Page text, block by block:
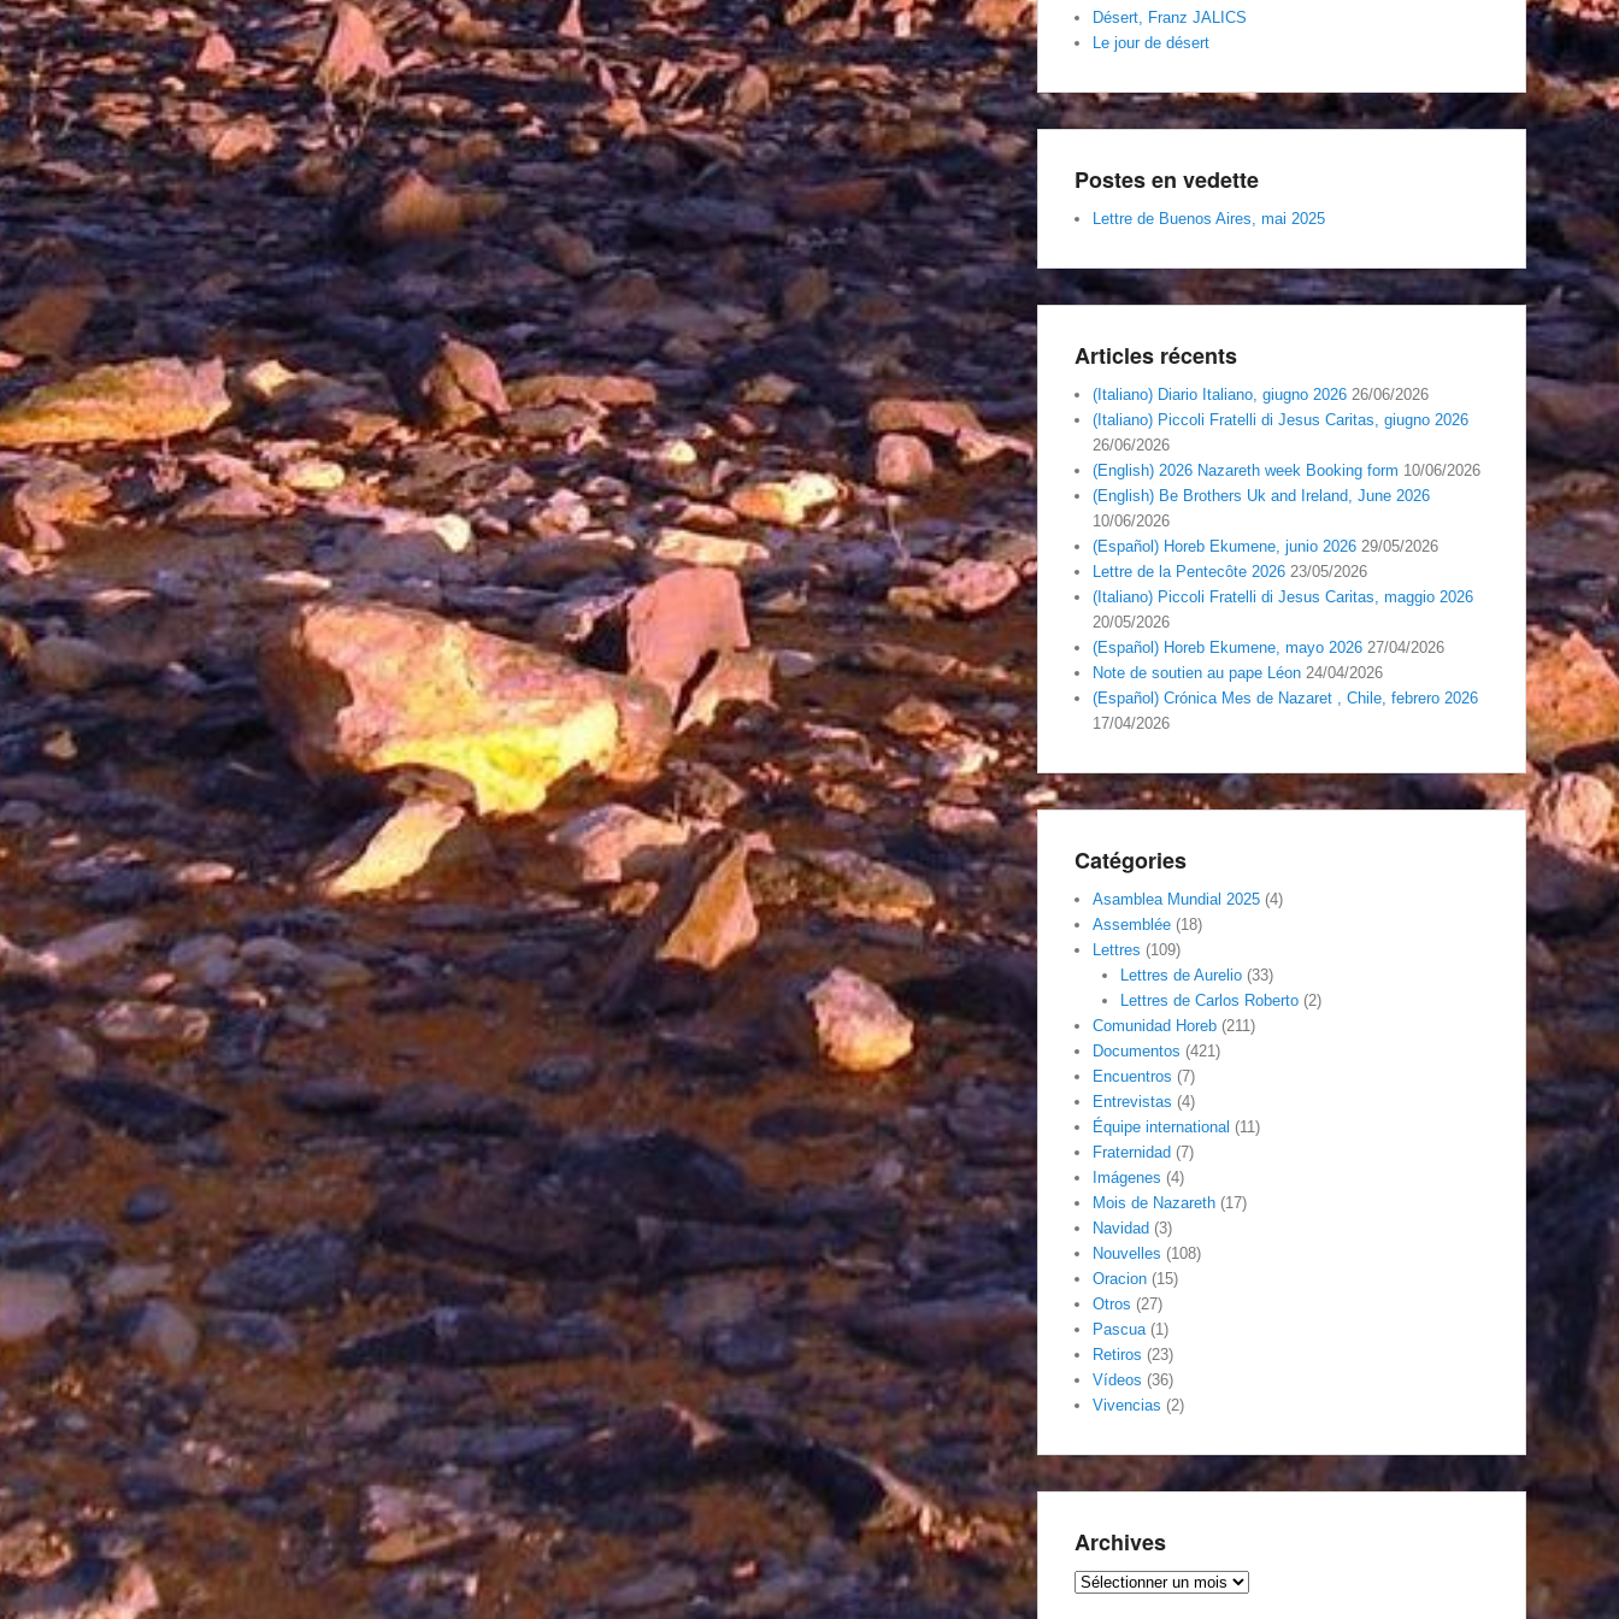
Désert, Franz JALICS
Le jour de désert
Postes en vedette
Lettre de Buenos Aires, mai 2025
Articles récents
(Italiano) Diario Italiano, giugno 2026 26/06/2026
(Italiano) Piccoli Fratelli di Jesus Caritas, giugno 2026
26/06/2026
(English) 2026 Nazareth week Booking form 10/06/2026
(English) Be Brothers Uk and Ireland, June 2026
10/06/2026
(Español) Horeb Ekumene, junio 2026 29/05/2026
Lettre de la Pentecôte 2026 23/05/2026
(Italiano) Piccoli Fratelli di Jesus Caritas, maggio 2026
20/05/2026
(Español) Horeb Ekumene, mayo 2026 27/04/2026
Note de soutien au pape Léon 24/04/2026
(Español) Crónica Mes de Nazaret , Chile, febrero 2026
17/04/2026
Catégories
Asamblea Mundial 2025 (4)
Assemblée (18)
Lettres (109)
Lettres de Aurelio(33)
Lettres de Carlos Roberto(2)
Comunidad Horeb (211)
Documentos (421)
Encuentros (7)
Entrevistas (4)
Équipe international (11)
Fraternidad (7)
Imágenes (4)
Mois de Nazareth (17)
Navidad (3)
Nouvelles (108)
Oracion (15)
Otros (27)
Pascua(1)
Retiros (23)
Vídeos (36)
Vivencias (2)
Archives
Archives